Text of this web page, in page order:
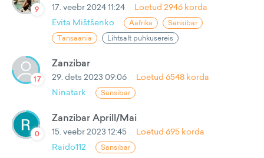
9 17. veebr 2024 11:24 Loetud 2946 korda
Evita Mištšenko
Aafrika
Sansibar
Tansaania
Lihtsalt puhkusereis
17
Zanzibar
29. dets 2023 09:06 Loetud 6548 korda
Ninatark
Sansibar
0
Zanzibar Aprill/Mai
15. veebr 2023 12:45 Loetud 695 korda
Raido112
Sansibar